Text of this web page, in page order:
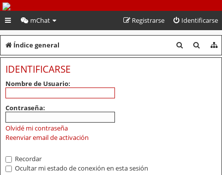
PeruVoley.com
mChat Identificarse
Registrarse
Índice general
u
u
IDENTIFICARSE
Nombre de Usuario:
Contraseña:
Olvidé mi contraseña
Reenviar email de activación
Recordar
Ocultar mi estado de conexión en esta sesión